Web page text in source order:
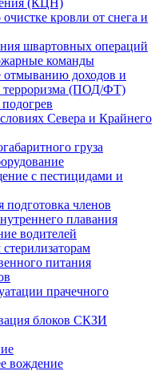
(КЦН)
кровли от снега и
швартовных операций
команды
отмыванию доходов и
терроризма (ПОД/ФТ)
Севера и Крайнего
груза
с пестицидами и
членов
плавания
водителей
питания
прачечного
блоков СКЗИ
вождение